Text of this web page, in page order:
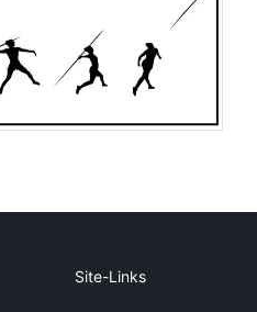
Site-Links